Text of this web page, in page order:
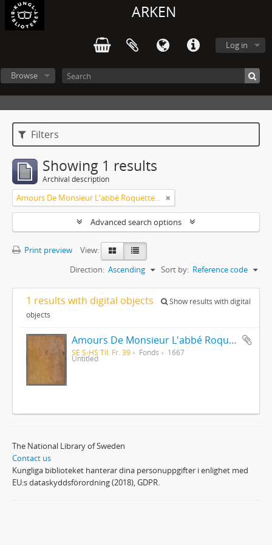
ARKEN
Log in
Browse
Filters
Showing 1 results
Archival description
Amours De Monsieur L'abbé Roquette avec Mademoiselle de Montauzier par Monsieur L'abbé Le Camus 1667
Advanced search options
Print preview
View:
Sort by: Reference code
Direction: Ascending
1 results with digital objects
Show results with digital
objects
Amours De Monsieur L'abbé Roquette avec Mademoiselle de Montauzier par Monsieur L'abbé Le Camus 1667
SE S-HS Til. Fr. 39 Fonds 1667
Untitled
The National Library of Sweden
Contact us
Kungliga biblioteket hanterar dina personuppgifter i enlighet med
EU:s dataskyddsförordning (2018), GDPR.